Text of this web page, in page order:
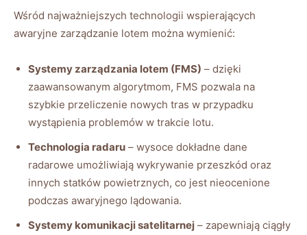
Wśród najważniejszych technologii wspierających
awaryjne zarządzanie lotem można wymienić:
Systemy zarządzania ‍lotem (FMS) – dzięki
zaawansowanym algorytmom, FMS⁣ pozwala na
szybkie⁤ przeliczenie nowych tras w przypadku
wystąpienia problemów ‌w ⁤trakcie lotu.
Technologia radaru – wysoce dokładne dane
radarowe ⁣umożliwiają wykrywanie ‌przeszkód oraz⁤
innych statków powietrznych, co jest⁢ nieocenione
podczas⁣ awaryjnego‌ lądowania.
Systemy⁢ komunikacji satelitarnej – zapewniają ciągły